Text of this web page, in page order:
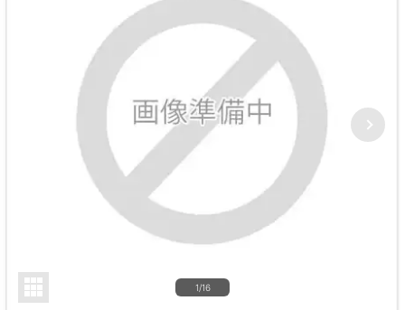
1/16